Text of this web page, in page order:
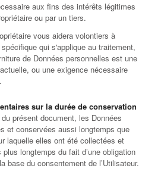
aux fins des intérêts légitimes
ou par un tiers.
vous aidera volontiers à
qui s'applique au traitement,
de Données personnelles est une
ou une exigence nécessaire
sur la durée de conservation
présent document, les Données
et conservées aussi longtemps que
laquelle elles ont été collectées et
longtemps du fait d’une obligation
base du consentement de l’Utilisateur.